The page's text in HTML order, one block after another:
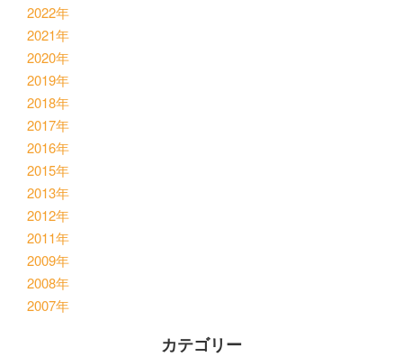
2022年
2021年
2020年
2019年
2018年
2017年
2016年
2015年
2013年
2012年
2011年
2009年
2008年
2007年
カテゴリー